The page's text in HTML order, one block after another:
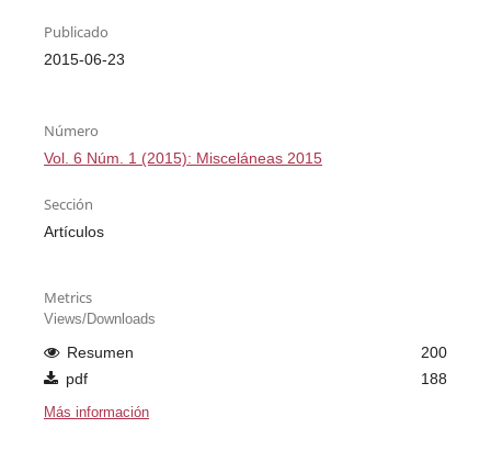
Publicado
2015-06-23
Número
Vol. 6 Núm. 1 (2015): Misceláneas 2015
Sección
Artículos
Metrics
Views/Downloads
Resumen
200
pdf
188
Más información